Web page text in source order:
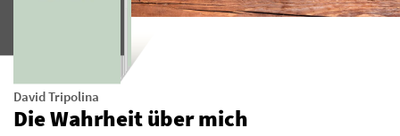
David Tripolina
Die Wahrheit über mich